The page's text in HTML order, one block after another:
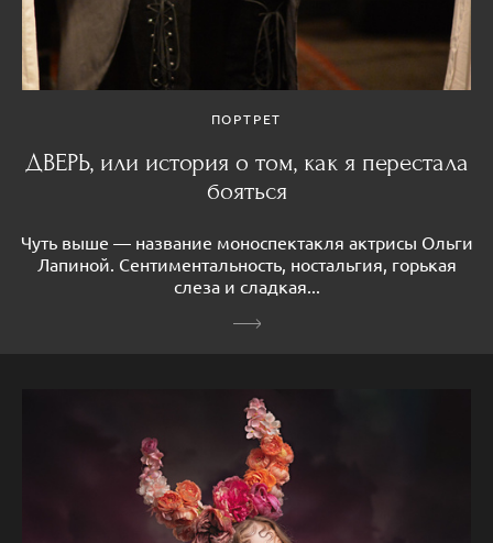
ПОРТРЕТ
ДВЕРЬ, или история о том, как я перестала
бояться
Чуть выше — название моноспектакля актрисы Ольги
Лапиной. Сентиментальность, ностальгия, горькая
слеза и сладкая...